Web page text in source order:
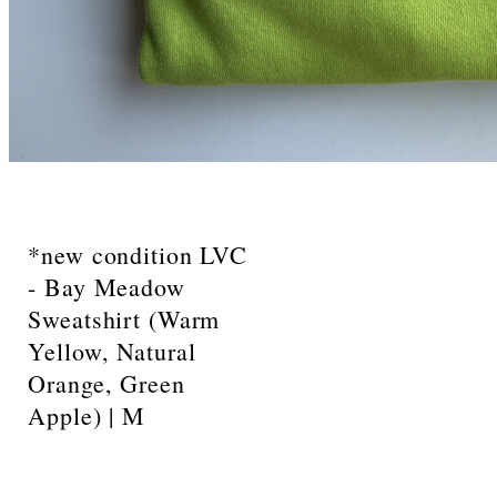
*new condition LVC
- Bay Meadow
Sweatshirt (Warm
Yellow, Natural
Orange, Green
Apple) | M